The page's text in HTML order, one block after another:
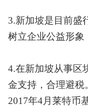
3.新加坡是目前盛
树立企业公益形象
4.在新加坡从事区
金支持，合理避税
2017年4月莱特币